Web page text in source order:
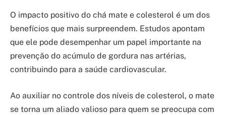
O impacto positivo do chá mate e colesterol é um dos
benefícios que mais surpreendem. Estudos apontam
que ele pode desempenhar um papel importante na
prevenção do acúmulo de gordura nas artérias,
contribuindo para a saúde cardiovascular.
Ao auxiliar no controle dos níveis de colesterol, o mate
se torna um aliado valioso para quem se preocupa com